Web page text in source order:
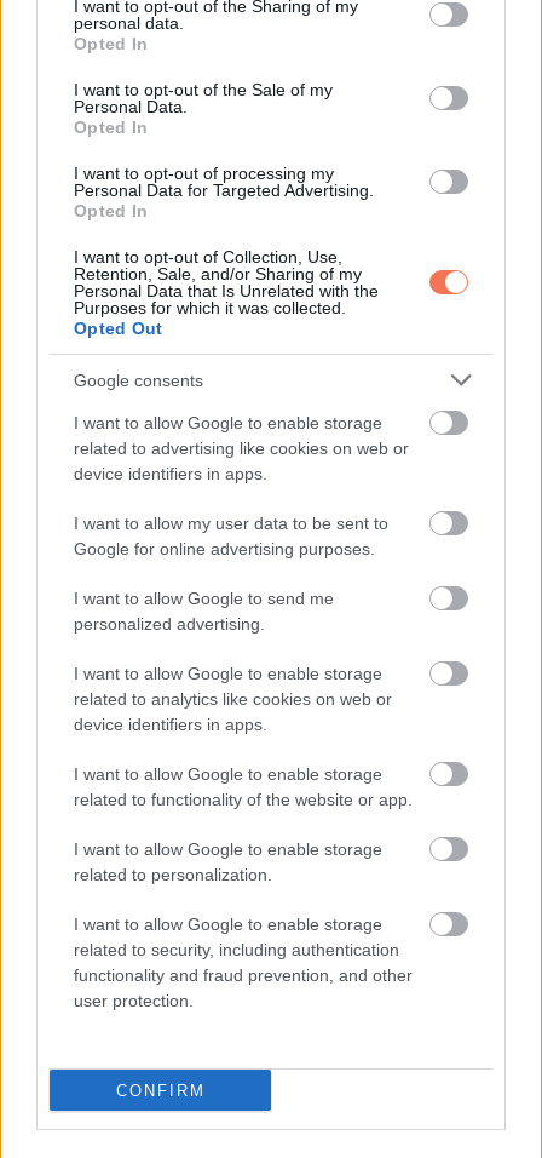
not limited to your visit or usage behaviour. You may click to
grant or deny consent to Google and its third-party tags to
use your data for below specified purposes in below Google
consent section.
I want to opt-out of the Sharing of my
personal data.
Opted In
I want to opt-out of the Sale of my
Personal Data.
Opted In
I want to opt-out of processing my
Personal Data for Targeted Advertising.
Opted In
I want to opt-out of Collection, Use,
Retention, Sale, and/or Sharing of my
Personal Data that Is Unrelated with the
Purposes for which it was collected.
Opted Out
Google consents
I want to allow Google to enable storage
related to advertising like cookies on web or
device identifiers in apps.
I want to allow my user data to be sent to
Google for online advertising purposes.
I want to allow Google to send me
personalized advertising.
I want to allow Google to enable storage
related to analytics like cookies on web or
device identifiers in apps.
I want to allow Google to enable storage
related to functionality of the website or app.
I want to allow Google to enable storage
related to personalization.
I want to allow Google to enable storage
related to security, including authentication
functionality and fraud prevention, and other
user protection.
CONFIRM
(automatikus fordítás/ magyar).
Oszd meg ezt a posztot:
WhatsappReddit
via
Email
Éjszakai cukorbetegség-tünetek: 7 gyakori
jel, ha a magas vércukorszint 22 óra után
Mit érdemes tudni a tojás esti